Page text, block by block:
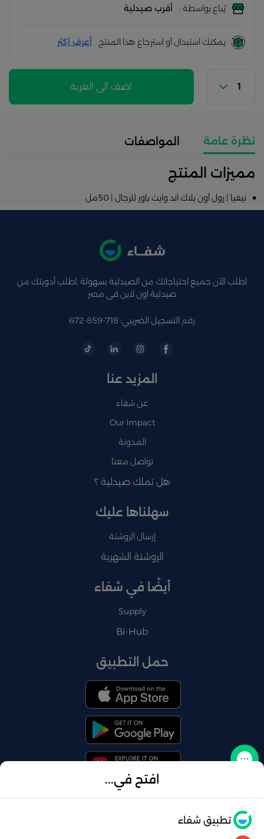
يُباع بواسطة : أقرب صيدلية
يمكنك استبدال أو استرجاع هذا المنتج أعرف اكثر
اضف الى العربة
نظرة عامة المواصفات
مميزات المنتج
نيفيا | رول أون بلاك اند وايت باور للرجال | 50مل
افتح في...
تطبيق شفاء
اطلب الآن جميع احتياجاتك من الصيدلية بسهولة ,اطلب أدويتك من
صيدلية اون لاين فى مصر
رقم التسجيل الضريبي: 718-859-672
المزيد عنا
عن شفاء
Our Impact
المدونة
تواصل معنا
هل تملك صيدلية ؟
سهلناها عليك
إرسال الروشتة
الروشتة الشهرية
أيضًا في شفاء
Supply
Bi-Hub
حمل التطبيق
© 2026 شفاء . كل الحقوق محفوظة
تواصل معنا